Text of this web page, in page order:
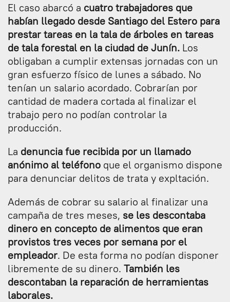
El caso abarcó a cuatro trabajadores que
habían llegado desde Santiago del Estero para
prestar tareas en la tala de árboles en tareas
de tala forestal en la ciudad de Junín. Los
obligaban a cumplir extensas jornadas con un
gran esfuerzo físico de lunes a sábado. No
tenían un salario acordado. Cobrarían por
cantidad de madera cortada al finalizar el
trabajo pero no podían controlar la
producción.
La denuncia fue recibida por un llamado
anónimo al teléfono que el organismo dispone
para denunciar delitos de trata y expltación.
Además de cobrar su salario al finalizar una
campaña de tres meses, se les descontaba
dinero en concepto de alimentos que eran
provistos tres veces por semana por el
empleador. De esta forma no podían disponer
libremente de su dinero. También les
descontaban la reparación de herramientas
laborales.